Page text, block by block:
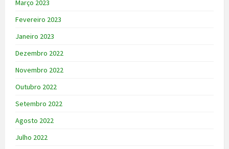
Março 2023
Fevereiro 2023
Janeiro 2023
Dezembro 2022
Novembro 2022
Outubro 2022
Setembro 2022
Agosto 2022
Julho 2022